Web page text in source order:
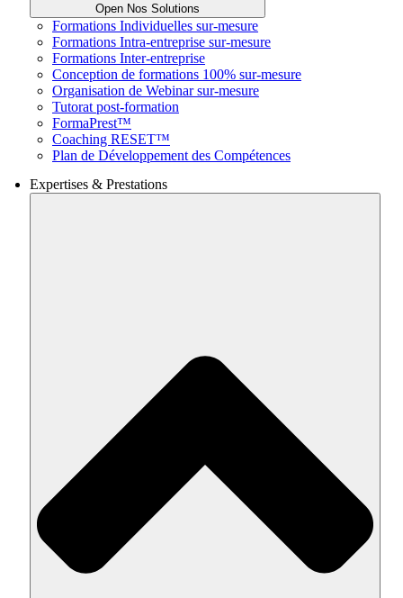
Open Nos Solutions
Formations Individuelles sur-mesure
Formations Intra-entreprise sur-mesure
Formations Inter-entreprise
Conception de formations 100% sur-mesure
Organisation de Webinar sur-mesure
Tutorat post-formation
FormaPrest™
Coaching RESET™
Plan de Développement des Compétences
Expertises & Prestations